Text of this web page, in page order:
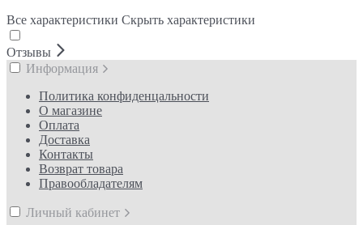
Все характеристики Скрыть характеристики
Отзывы
Информация
Политика конфиденцальности
О магазине
Оплата
Доставка
Контакты
Возврат товара
Правообладателям
Личный кабинет